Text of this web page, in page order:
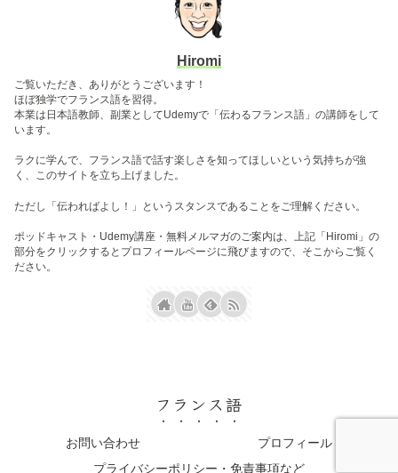
Hiromi
ご覧いただき、ありがとうございます！
ほぼ独学でフランス語を習得。
本業は日本語教師、副業としてUdemyで「伝わるフランス語」の講師をして
います。
ラクに学んで、フランス語で話す楽しさを知ってほしいという気持ちが強
く、このサイトを立ち上げました。
ただし「伝わればよし！」というスタンスであることをご理解ください。
ポッドキャスト・Udemy講座・無料メルマガのご案内は、上記「Hiromi」の
部分をクリックするとプロフィールページに飛びますので、そこからご覧く
ださい。
フランス語
お問い合わせ
プロフィール
プライバシーポリシー・免責事項など